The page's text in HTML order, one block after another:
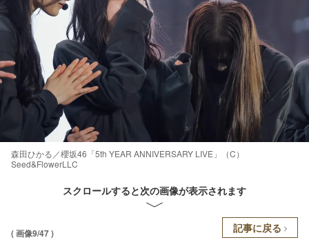
森田ひかる／櫻坂46「5th YEAR ANNIVERSARY LIVE」（C）
Seed&FlowerLLC
スクロールすると次の画像が表示されます
( 画像9/47 ) 記事に戻る